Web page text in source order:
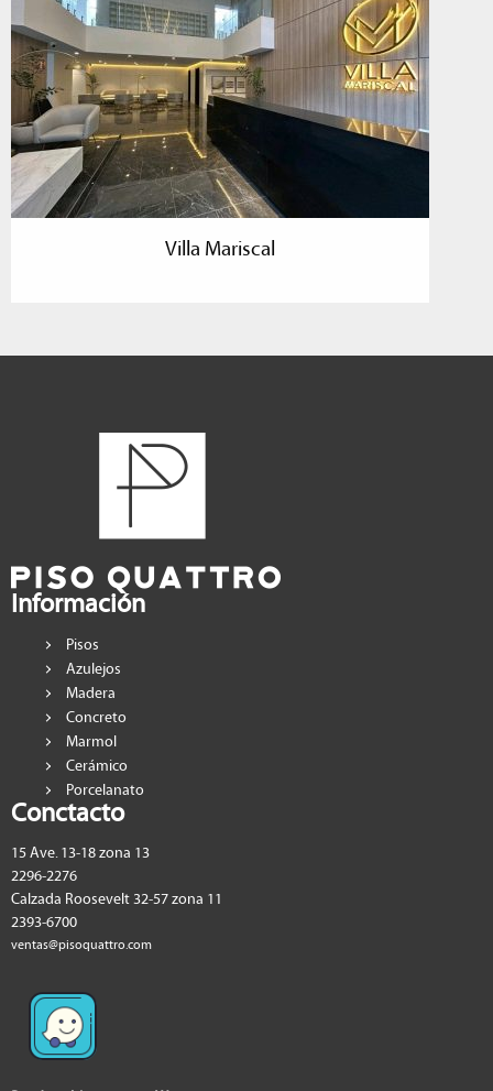
Villa Mariscal
Información
Pisos
Azulejos
Madera
Concreto
Marmol
Cerámico
Porcelanato
Conctacto
15 Ave. 13-18 zona 13
2296-2276
Calzada Roosevelt 32-57 zona 11
2393-6700
ventas@pisoquattro.com